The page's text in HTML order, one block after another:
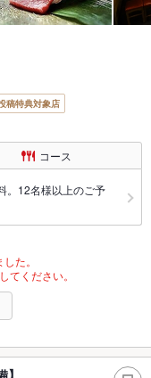
稿特典対象店
コース
。12名様以上のご予
た。
てください。